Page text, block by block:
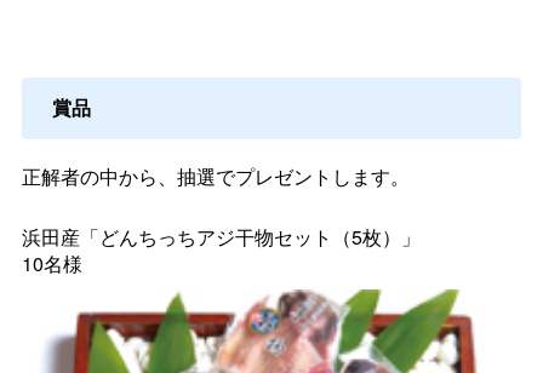
賞品
正解者の中から、抽選でプレゼントします。
浜田産「どんちっちアジ干物セット（5枚）」
10名様